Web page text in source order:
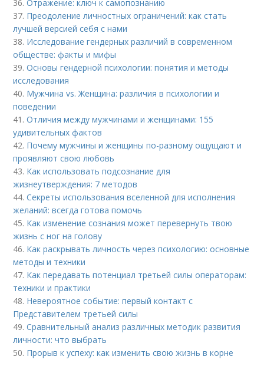
36.Отражение: ключ к самопознанию
37. Преодоление личностных ограничений: как стать
лучшей версией себя с нами
38. Исследование гендерных различий в современном
обществе: факты и мифы
39.Основы гендерной психологии: понятия и методы
исследования
40. Мужчина vs. Женщина: различия в психологии и
поведении
41.Отличия между мужчинами и женщинами: 155
удивительных фактов
42. Почему мужчины и женщины по-разному ощущают и
проявляют свою любовь
43. Как использовать подсознание для
жизнеутверждения: 7 методов
44.Секреты использования вселенной для исполнения
желаний: всегда готова помочь
45. Как изменение сознания может перевернуть твою
жизнь с ног на голову
46. Как раскрывать личность через психологию: основные
методы и техники
47. Как передавать потенциал третьей силы операторам:
техники и практики
48. Невероятное событие: первый контакт с
Представителем третьей силы
49.Сравнительный анализ различных методик развития
личности: что выбрать
50. Прорыв к успеху: как изменить свою жизнь в корне